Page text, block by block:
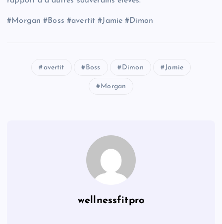
#Morgan #Boss #avertit #Jamie #Dimon
avertit Boss Dimon Jamie
Morgan
wellnessfitpro